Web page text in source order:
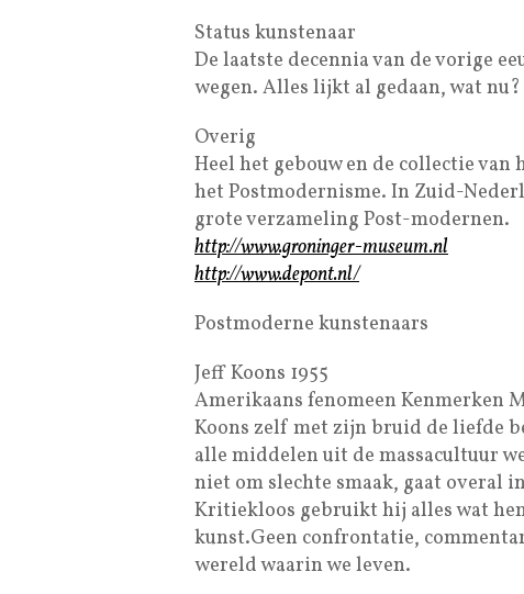
Status kunstenaar
De laatste decennia van de vorige
wegen. Alles lijkt al gedaan, wat nu?
Overig
Heel het gebouw en de collectie
het Postmodernisme. In Zuid-
grote verzameling Post-modernen.
http://www.groninger-museum.nl
http://www.depont.nl/
Postmoderne kunstenaars
Jeff Koons 1955
Amerikaans fenomeen Kenmerken
Koons zelf met zijn bruid de liefde
alle middelen uit de massacultuur
niet om slechte smaak, gaat overal
Kritiekloos gebruikt hij alles wat
kunst.Geen confrontatie,
wereld waarin we leven.